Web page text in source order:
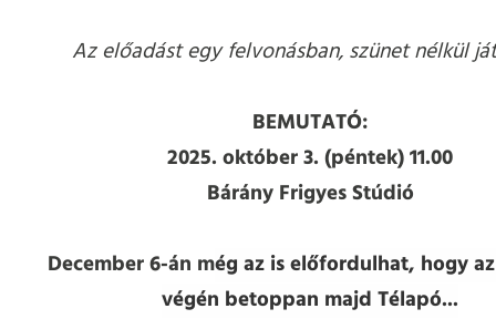
Az előadást egy felvonásban, szünet nélkül
BEMUTATÓ:
2025. október 3. (péntek) 11.00
Bárány Frigyes Stúdió
December 6-án még az is előfordulhat, hogy
végén betoppan majd Télapó...